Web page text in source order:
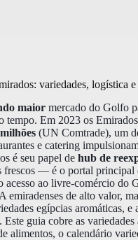
variedades, logística
maior mercado do Golfo
tempo. Em 2023 os
(UN Comtrade), um
e catering
é seu papel de hub de
— é o portal
ao livre-comércio do
de alto valor,
egípcias aromáticas,
guia cobre as
alimentos, o calendário